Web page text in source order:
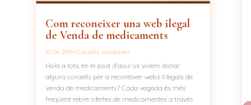
Com reconeixer una web ilegal
de Venda de medicaments
10 Dic 2019| Consells saludables
Hola a tots, en el post d'avui us volem donar
alguns consells per a reconèixer webs il·legals de
venda de medicaments? Cada vegada és més
freqüent rebre ofertes de medicamentes a través